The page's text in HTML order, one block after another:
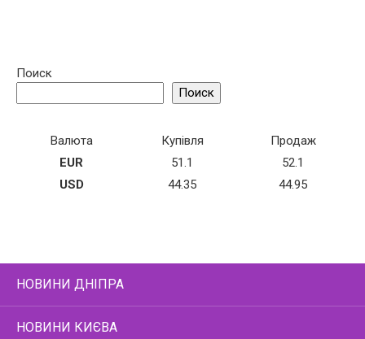
Поиск
Поиск
Валюта Купівля
Продаж
EUR
51.1
52.1
USD
44.35 44.95
НОВИНИ ДНІПРА
НОВИНИ КИЄВА